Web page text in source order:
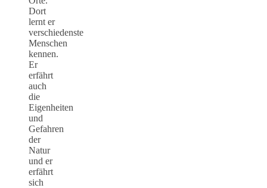
Dort
lernt er
verschiedenste
Menschen
kennen.
Er
erfährt
auch
die
Eigenheiten
und
Gefahren
der
Natur
und er
erfährt
sich